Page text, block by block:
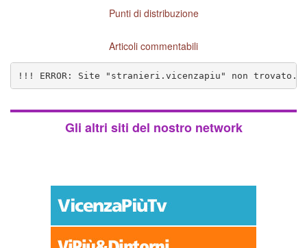
Punti di distribuzione
Articoli commentabili
!!! ERROR: Site "stranieri.vicenzapiu" non trovato.
Gli altri siti del nostro network